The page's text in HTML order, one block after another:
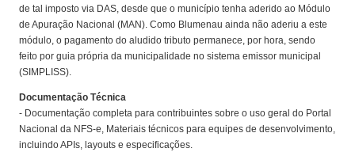
de tal imposto via DAS, desde que o município tenha aderido ao Módulo
de Apuração Nacional (MAN). Como Blumenau ainda não aderiu a este
módulo, o pagamento do aludido tributo permanece, por hora, sendo
feito por guia própria da municipalidade no sistema emissor municipal
(SIMPLISS).
Documentação Técnica
- Documentação completa para contribuintes sobre o uso geral do Portal
Nacional da NFS-e, Materiais técnicos para equipes de desenvolvimento,
incluindo APIs, layouts e especificações.